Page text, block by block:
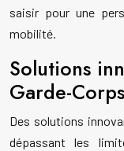
saisir pour une
mobilité.
Solutions
Garde-
Des solutions
dépassant les